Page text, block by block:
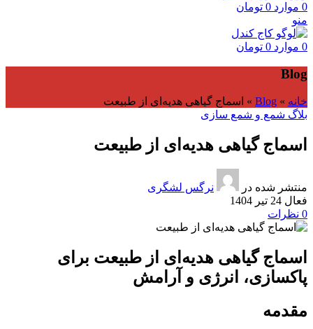
0 موارد 0 تومان
منو
0 موارد 0 تومان
Blog
خانه »
Blog
» اسماج گیاهی هدیه‌ای از طبیعت
بلاگ شمع و شمع سازی
اسماج گیاهی هدیه‌ای از طبیعت
منتشر شده در
نرگس لشگری
فعال 24 تیر 1404
0 نظرات
اسماج گیاهی هدیه‌ای از طبیعت برای
پاکسازی، انرژی و آرامش
مقدمه